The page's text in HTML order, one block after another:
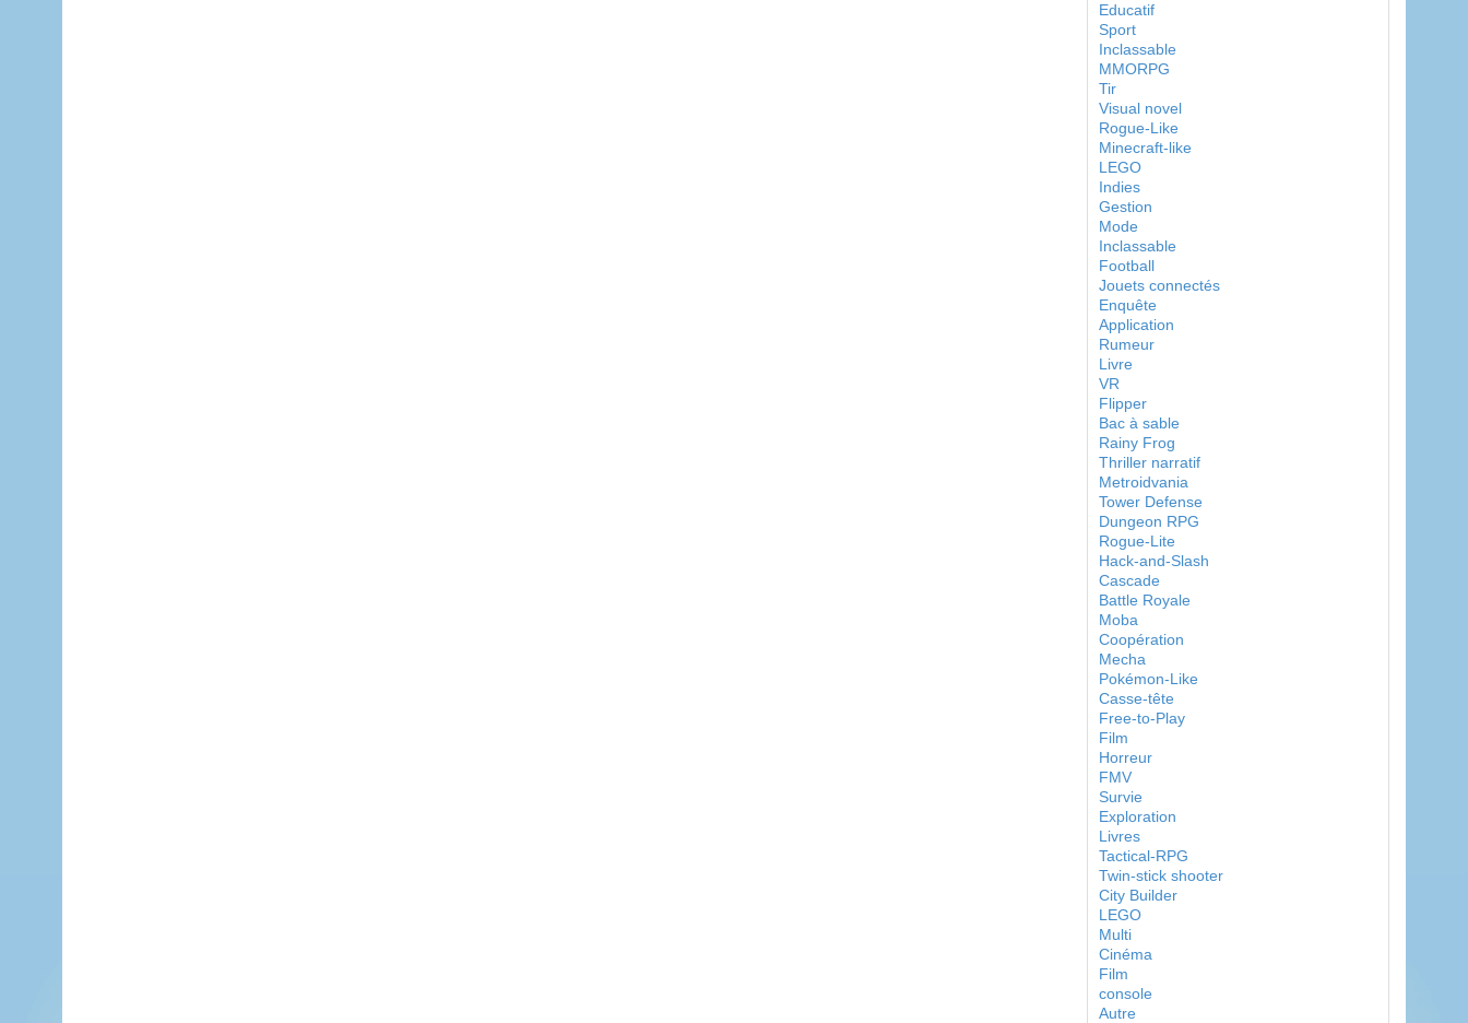
Educatif
Sport
Inclassable
MMORPG
Tir
Visual novel
Rogue-Like
Minecraft-like
LEGO
Indies
Gestion
Mode
Inclassable
Football
Jouets connectés
Enquête
Application
Rumeur
Livre
VR
Flipper
Bac à sable
Rainy Frog
Thriller narratif
Metroidvania
Tower Defense
Dungeon RPG
Rogue-Lite
Hack-and-Slash
Cascade
Battle Royale
Moba
Coopération
Mecha
Pokémon-Like
Casse-tête
Free-to-Play
Film
Horreur
FMV
Survie
Exploration
Livres
Tactical-RPG
Twin-stick shooter
City Builder
LEGO
Multi
Cinéma
Film
console
Autre